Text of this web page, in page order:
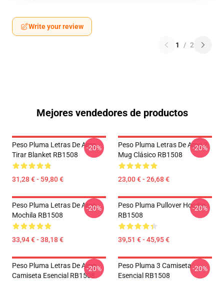
Write your review
1 / 2
Mejores vendedores de productos
Peso Pluma Letras De Amg
Tirar Blanket RB1508
31,28 € - 59,80 €
-20%
Peso Pluma Letras De Amg 2
Mug Clásico RB1508
23,00 € - 26,68 €
-20%
Peso Pluma Letras De Amg
Mochila RB1508
33,94 € - 38,18 €
-20%
Peso Pluma Pullover Hoodie
RB1508
39,51 € - 45,95 €
-20%
Peso Pluma Letras De Amg
Camiseta Esencial RB1508
-20%
Peso Pluma 3 Camiseta
Esencial RB1508
-20%